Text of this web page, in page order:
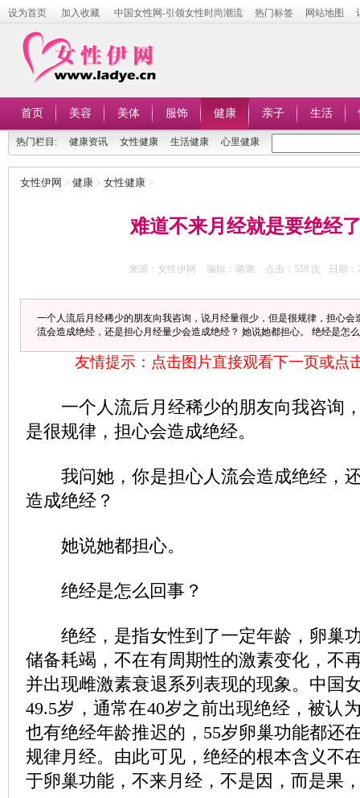
设为首页 加入收藏 中国女性网-引领女性时尚潮流 热门标签 网站地图
首页 美容 美体 服饰 健康 亲子 生活
热门栏目: 健康资讯 女性健康 生活健康 心里健康
女性伊网 > 健康 > 女性健康 >
难道不来月经就是要绝经
来源：女性伊网 编辑：璐璐 点击： 559 次 日期：
一个人流后月经稀少的朋友向我咨询，说月经量很少，但是很规律，担心会
流会造成绝经，还是担心月经量少会造成绝经？ 她说她都担心。 绝经是怎么
友情提示：点击图片直接观看下一页或点
一个人流后月经稀少的朋友向我咨询
是很规律，担心会造成绝经。
我问她，你是担心人流会造成绝经，
造成绝经？
她说她都担心。
绝经是怎么回事？
绝经，是指女性到了一定年龄，卵巢
储备耗竭，不在有周期性的激素变化，不
并出现雌激素衰退系列表现的现象。中国
49.5岁，通常在40岁之前出现绝经，被认
也有绝经年龄推迟的，55岁卵巢功能都还
规律月经。由此可见，绝经的根本含义不
于卵巢功能，不来月经，不是因，而是果